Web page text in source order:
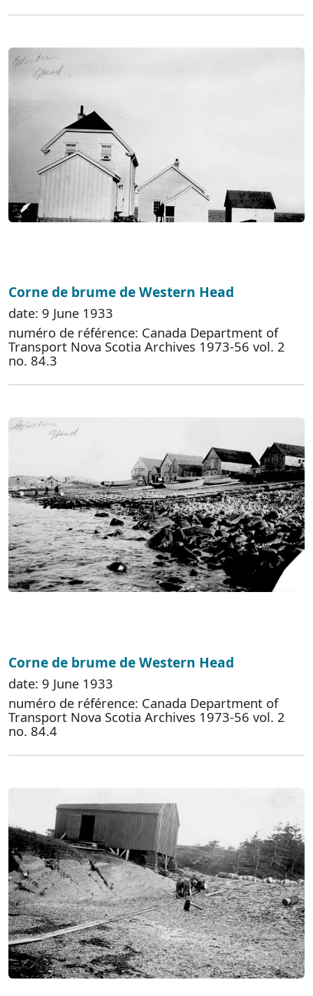
Corne de brume de Western Head
date: 9 June 1933
numéro de référence: Canada Department of
Transport Nova Scotia Archives 1973-56 vol. 2
no. 84.3
Corne de brume de Western Head
date: 9 June 1933
numéro de référence: Canada Department of
Transport Nova Scotia Archives 1973-56 vol. 2
no. 84.4